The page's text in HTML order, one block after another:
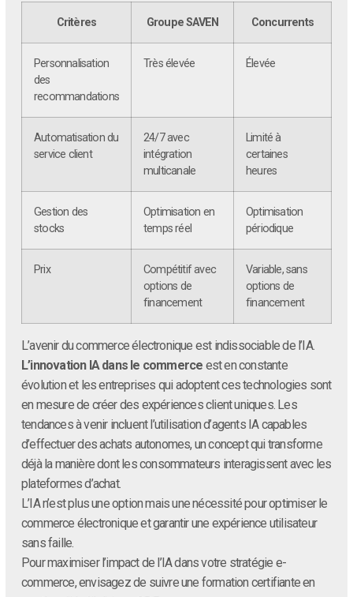
Critères Groupe SAVEN Concurrents
Personnalisation
des
recommandations
Très élevée Élevée
Automatisation du
service client
24/7 avec
intégration
multicanale
Limité à
certaines
heures
Gestion des
stocks
Optimisation en
temps réel
Optimisation
périodique
Prix
Compétitif avec
options de
financement
Variable, sans
options de
financement
L’avenir du commerce électronique est indissociable de l’IA.
L’innovation IA dans le commerce est en constante
évolution et les entreprises qui adoptent ces technologies sont
en mesure de créer des expériences client uniques. Les
tendances à venir incluent l’utilisation d’agents IA capables
d’effectuer des achats autonomes, un concept qui transforme
déjà la manière dont les consommateurs interagissent avec les
plateformes d’achat.
L’IA n’est plus une option mais une nécessité pour optimiser le
commerce électronique et garantir une expérience utilisateur
sans faille.
Pour maximiser l’impact de l’IA dans votre stratégie e-
commerce, envisagez de suivre une formation certifiante en